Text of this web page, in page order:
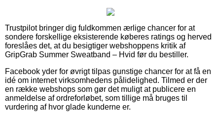
Trustpilot bringer dig fuldkommen ærlige chancer for at
sondere forskellige eksisterende køberes ratings og herved
foreslåes det, at du besigtiger webshoppens kritik af
GripGrab Summer Sweatband – Hvid før du bestiller.
Facebook yder for øvrigt tilpas gunstige chancer for at få en
idé om internet virksomhedens pålidelighed. Tilmed er der
en række webshops som gør det muligt at publicere en
anmeldelse af ordreforløbet, som tillige må bruges til
vurdering af hvor glade kunderne er.